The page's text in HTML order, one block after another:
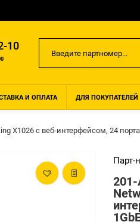
10
И ОПЛАТА ДЛЯ ПОКУПАТЕЛЕЙ
X1026 с веб-интерфейсом, 24 порта
Парт-
201-